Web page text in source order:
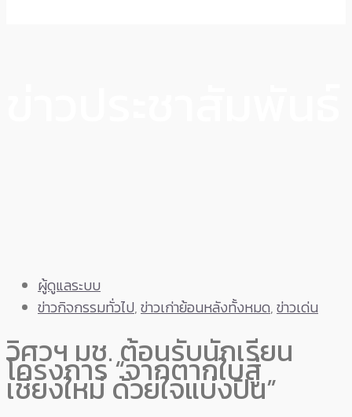
ผู้ดูแลระบบ
ข่าวกิจกรรมทั่วไป,ข่าวเก่าย้อนหลังทั้งหมด,ข่าวเด่น
วิศวฯ มช. ต้อนรับนักเรียน
โครงการ “จากตากใบสู่
เชียงใหม่ ด้วยใจแบ่งปัน”